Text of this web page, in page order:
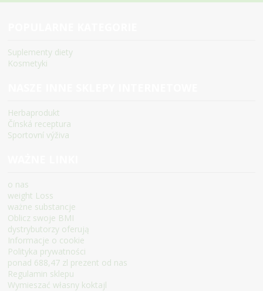
Suplementy diety
Kosmetyki
Herbaprodukt
Čínská receptura
Sportovní výživa
o nas
weight Loss
ważne substancje
Oblicz swoje BMI
dystrybutorzy oferują
Informacje o cookie
Polityka prywatności
ponad 688,47 zl prezent od nas
Regulamin sklepu
Wymieszać własny koktajl